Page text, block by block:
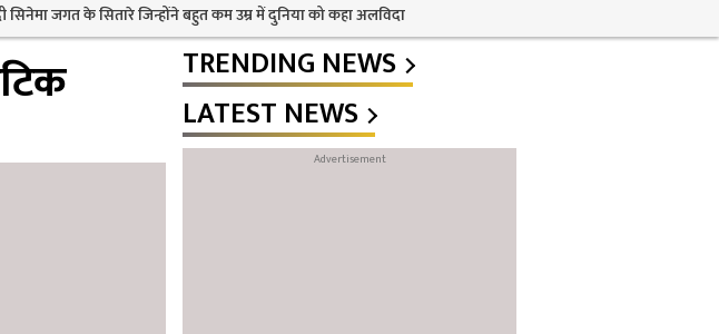
सिनेमा जगत के सितारे जिन्होंने बहुत कम उम्र में दुनिया को कहा अलविदा
TRENDING NEWS
LATEST NEWS